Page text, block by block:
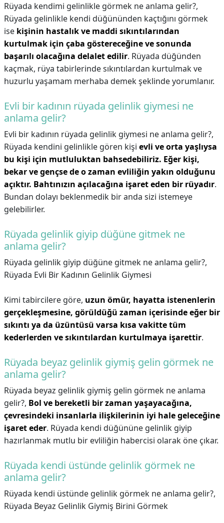
Rüyada kendimi gelinlikle görmek ne anlama gelir?,
Rüyada gelinlikle kendi düğününden kaçtığını görmek
ise kişinin hastalık ve maddi sıkıntılarından
kurtulmak için çaba göstereceğine ve sonunda
başarılı olacağına delalet edilir. Rüyada düğünden
kaçmak, rüya tabirlerinde sıkıntılardan kurtulmak ve
huzurlu yaşamam merhaba demek şeklinde yorumlanır.
Evli bir kadının rüyada gelinlik giymesi ne
anlama gelir?
Evli bir kadının rüyada gelinlik giymesi ne anlama gelir?,
Rüyada kendini gelinlikle gören kişi evli ve orta yaşlıysa
bu kişi için mutluluktan bahsedebiliriz. Eğer kişi,
bekar ve gençse de o zaman evliliğin yakın olduğunu
açıktır. Bahtınızın açılacağına işaret eden bir rüyadır.
Bundan dolayı beklenmedik bir anda sizi istemeye
gelebilirler.
Rüyada gelinlik giyip düğüne gitmek ne
anlama gelir?
Rüyada gelinlik giyip düğüne gitmek ne anlama gelir?,
Rüyada Evli Bir Kadının Gelinlik Giymesi
Kimi tabircilere göre, uzun ömür, hayatta istenenlerin
gerçekleşmesine, görüldüğü zaman içerisinde eğer bir
sıkıntı ya da üzüntüsü varsa kısa vakitte tüm
kederlerden ve sıkıntılardan kurtulmaya işarettir.
Rüyada beyaz gelinlik giymiş gelin görmek ne
anlama gelir?
Rüyada beyaz gelinlik giymiş gelin görmek ne anlama
gelir?, Bol ve bereketli bir zaman yaşayacağına,
çevresindeki insanlarla ilişkilerinin iyi hale geleceğine
işaret eder. Rüyada kendi düğününe gelinlik giyip
hazırlanmak mutlu bir evliliğin habercisi olarak öne çıkar.
Rüyada kendi üstünde gelinlik görmek ne
anlama gelir?
Rüyada kendi üstünde gelinlik görmek ne anlama gelir?,
Rüyada Beyaz Gelinlik Giymiş Birini Görmek